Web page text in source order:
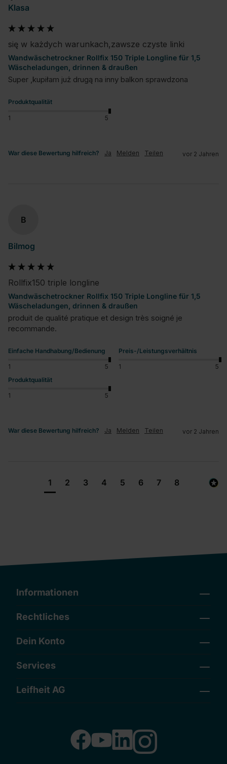
Klasa
się w każdych warunkach,zawsze czyste linki
Wandwäschetrockner Rollfix 150 Triple Longline für 1,5
Wäscheladungen, drinnen & draußen
Super ,kupiłam już drugą na inny balkon sprawdzona
Produktqualität
1 5
War diese Bewertung hilfreich? Ja Melden Teilen vor 2 Jahren
B
Bilmog
Rollfix150 triple longline
Wandwäschetrockner Rollfix 150 Triple Longline für 1,5
Wäscheladungen, drinnen & draußen
produit de qualité pratique et design très soigné je
recommande.
Einfache Handhabung/Bedienung
1 5
Preis-/Leistungsverhältnis
1
5
Produktqualität
1 5
War diese Bewertung hilfreich? Ja Melden Teilen vor 2 Jahren
1 2 3 4 5 6 7 8
Informationen
Rechtliches
Dein Konto
Services
Leifheit AG